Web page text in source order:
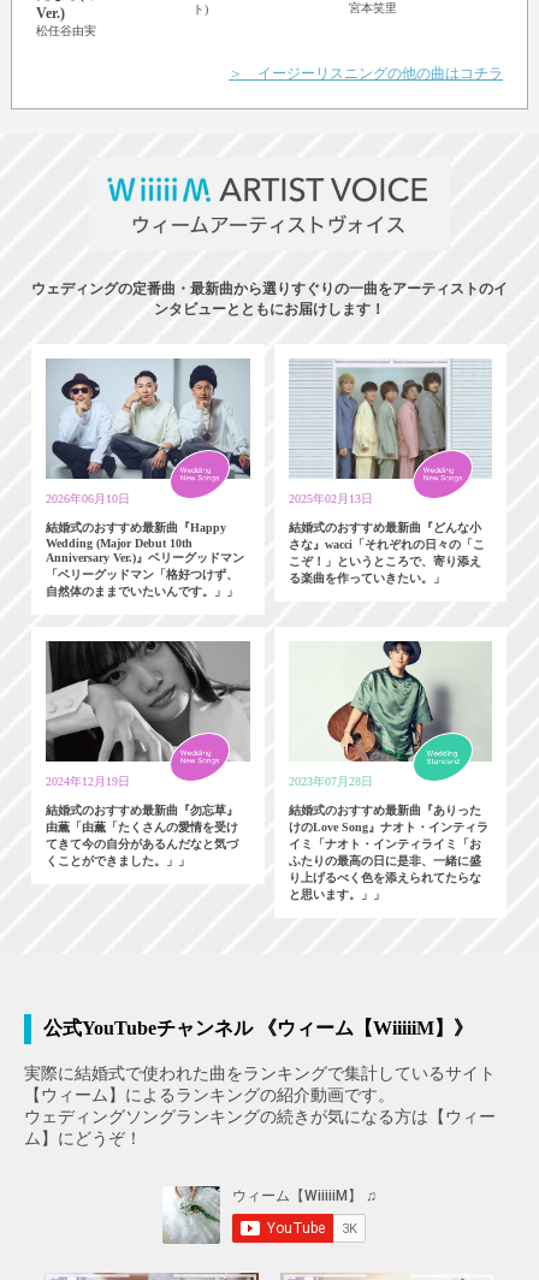
Ver.)
松任谷由実
ト) 宮本笑里
＞ イージーリスニングの他の曲はコチラ
ウェディングの定番曲・最新曲から選りすぐりの一曲をアーティストのイ
ンタビューとともにお届けします！
2026年06月10日
結婚式のおすすめ最新曲『Happy
Wedding (Major Debut 10th
Anniversary Ver.)』ベリーグッドマン
「ベリーグッドマン「格好つけず、
自然体のままでいたいんです。」」
2025年02月13日
結婚式のおすすめ最新曲『どんな小
さな』wacci「それぞれの日々の「こ
こぞ！」というところで、寄り添え
る楽曲を作っていきたい。」
2024年12月19日
結婚式のおすすめ最新曲『勿忘草』
由薫「由薫「たくさんの愛情を受け
てきて今の自分があるんだなと気づ
くことができました。」」
2023年07月28日
結婚式のおすすめ最新曲『ありった
けのLove Song』ナオト・インティラ
イミ「ナオト・インティライミ「お
ふたりの最高の日に是非、一緒に盛
り上げるべく色を添えられてたらな
と思います。」」
公式YouTubeチャンネル 《ウィーム【WiiiiiM】》
実際に結婚式で使われた曲をランキングで集計しているサイト
【ウィーム】によるランキングの紹介動画です。
ウェディングソングランキングの続きが気になる方は【ウィー
ム】にどうぞ！